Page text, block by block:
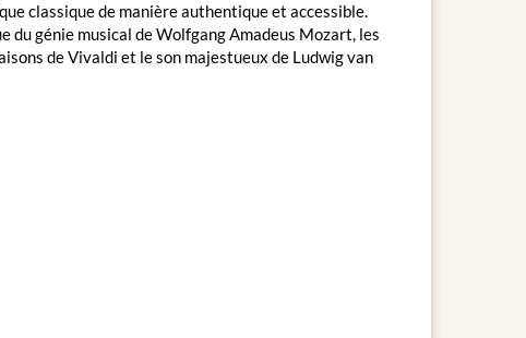
classique de manière authentique et accessible.
génie musical de Wolfgang Amadeus Mozart, les
de Vivaldi et le son majestueux de Ludwig van